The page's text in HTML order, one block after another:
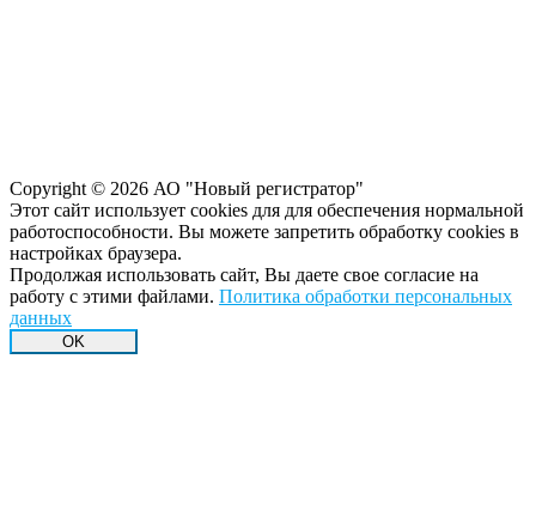
Copyright © 2026 АО "Новый регистратор"
Этот сайт использует cookies для для обеспечения нормальной
работоспособности. Вы можете запретить обработку сookies в
настройках браузера.
Продолжая использовать сайт, Вы даете свое согласие на
работу с этими файлами. Политика обработки персональных
данных
OK